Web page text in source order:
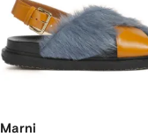
Marni